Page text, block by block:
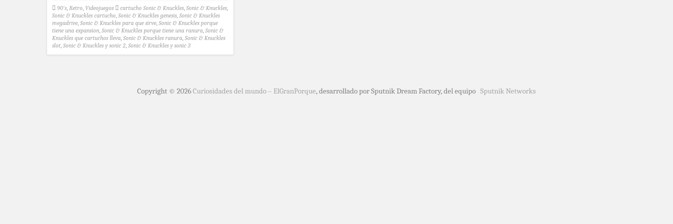
90's, Retro, Videojuegos cartucho Sonic & Knuckles, Sonic & Knuckles,
Sonic & Knuckles cartucho, Sonic & Knuckles genesis, Sonic & Knuckles
megadrive, Sonic & Knuckles para que sirve, Sonic & Knuckles porque
tiene una expansion, Sonic & Knuckles porque tiene una ranura, Sonic &
Knuckles que cartuchos lleva, Sonic & Knuckles ranura, Sonic & Knuckles
slot, Sonic & Knuckles y sonic 2, Sonic & Knuckles y sonic 3
Copyright © 2026Curiosidades del mundo – ElGranPorque, desarrollado por Sputnik Dream Factory, del equipo Sputnik Networks